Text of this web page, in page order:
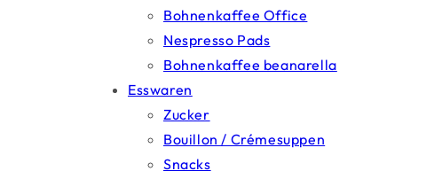
Bohnenkaffee Office
Nespresso Pads
Bohnenkaffee beanarella
Esswaren
Zucker
Bouillon / Crémesuppen
Snacks